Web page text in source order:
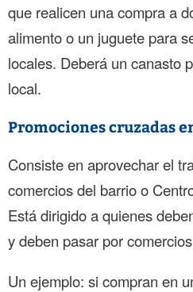
que realicen una compra a
alimento o un juguete para
locales. Deberá un canasto
local.
Promociones cruzadas
Consiste en aprovechar el
comercios del barrio o
Está dirigido a quienes
y deben pasar por
Un ejemplo: si compran en